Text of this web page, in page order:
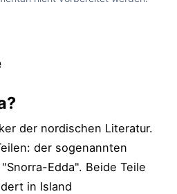
der nordischen Literatur.
der sogenannten
Edda". Beide Teile
in Island